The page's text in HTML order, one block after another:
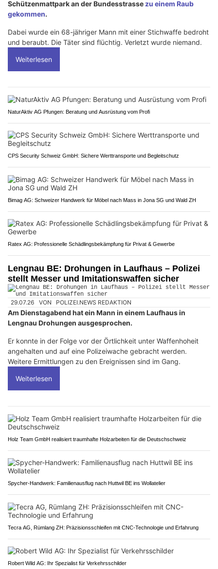
Schützenmattpark an der Bundesstrasse zu einem Raub
gekommen.
Dabei wurde ein 68-jähriger Mann mit einer Stichwaffe bedroht
und beraubt. Die Täter sind flüchtig. Verletzt wurde niemand.
Weiterlesen
NaturAktiv AG Pfungen: Beratung und Ausrüstung vom Profi
CPS Security Schweiz GmbH: Sichere Werttransporte und Begleitschutz
Bimag AG: Schweizer Handwerk für Möbel nach Mass in Jona SG und Wald ZH
Ratex AG: Professionelle Schädlingsbekämpfung für Privat & Gewerbe
Lengnau BE: Drohungen in Laufhaus – Polizei
stellt Messer und Imitationswaffen sicher
29.07.26 VON POLIZEI.NEWS REDAKTION
Am Dienstagabend hat ein Mann in einem Laufhaus in
Lengnau Drohungen ausgesprochen.
Er konnte in der Folge vor der Örtlichkeit unter Waffenhoheit
angehalten und auf eine Polizeiwache gebracht werden.
Weitere Ermittlungen zu den Ereignissen sind im Gang.
Weiterlesen
Holz Team GmbH realisiert traumhafte Holzarbeiten für die Deutschschweiz
Spycher-Handwerk: Familienausflug nach Huttwil BE ins Wollatelier
Tecra AG, Rümlang ZH: Präzisionsschleifen mit CNC-Technologie und Erfahrung
Robert Wild AG: Ihr Spezialist für Verkehrsschilder